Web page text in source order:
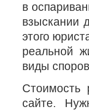
в
взыскании
этого
реальной
виды
Стоимость
сайте.